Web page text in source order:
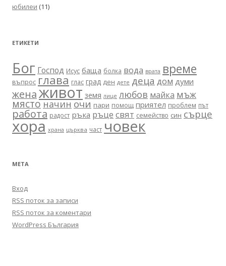
юбилеи (11)
ЕТИКЕТИ
Бог Господ Исус баща болка вода врата време
въпрос глава глас град ден дете деца дом думи
женаживот земя лице любов майка мъж
мястоначиночи пари помощ приятел проблем път
работа радост ръка ръце свят семейство син сърце
хора храна църква част човек
МЕТА
Вход
RSS поток за записи
RSS поток за коментари
WordPress България